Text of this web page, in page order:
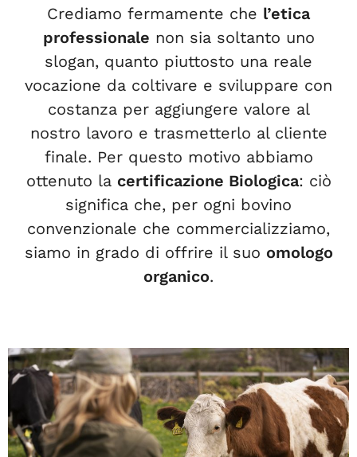
Crediamo fermamente che l’etica
professionale non sia soltanto uno
slogan, quanto piuttosto una reale
vocazione da coltivare e sviluppare con
costanza per aggiungere valore al
nostro lavoro e trasmetterlo al cliente
finale. Per questo motivo abbiamo
ottenuto la certificazione Biologica: ciò
significa che, per ogni bovino
convenzionale che commercializziamo,
siamo in grado di offrire il suo omologo
organico.